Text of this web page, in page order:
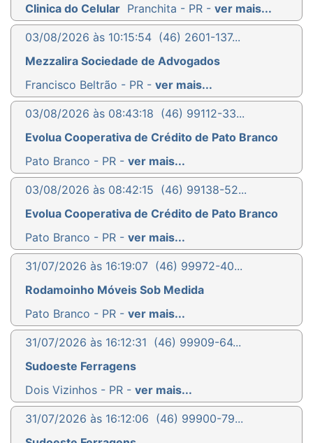
Clinica do Celular Pranchita - PR - ver mais...
03/08/2026 às 10:15:54 (46) 2601-137...
Mezzalira Sociedade de Advogados
Francisco Beltrão - PR - ver mais...
03/08/2026 às 08:43:18 (46) 99112-33...
Evolua Cooperativa de Crédito de Pato Branco
Pato Branco - PR - ver mais...
03/08/2026 às 08:42:15 (46) 99138-52...
Evolua Cooperativa de Crédito de Pato Branco
Pato Branco - PR - ver mais...
31/07/2026 às 16:19:07 (46) 99972-40...
Rodamoinho Móveis Sob Medida
Pato Branco - PR - ver mais...
31/07/2026 às 16:12:31 (46) 99909-64...
Sudoeste Ferragens
Dois Vizinhos - PR - ver mais...
31/07/2026 às 16:12:06 (46) 99900-79...